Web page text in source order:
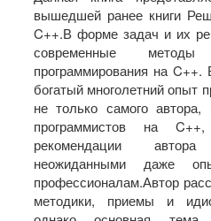
вышедшей ранее книги
C++.В форме задач и их
современные
программирования на C++.
богатый многолетний опыт
не только самого
программистов на
рекомендации
неожиданными даже
профессионалам.Автор
методики, приемы и